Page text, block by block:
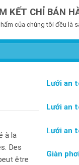
KẾT CHỈ BÁN
của chúng tôi đều là
à la
Des
être
Lưới an
Lưới an
Lưới an
Giàn